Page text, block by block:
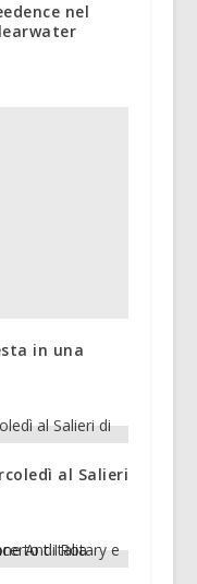
nel
in una
al Salieri